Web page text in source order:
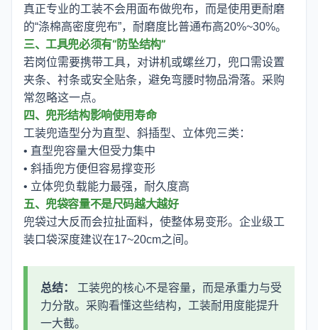
真正专业的工装不会用面布做兜布，而是使用更耐磨
的“涤棉高密度兜布”，耐磨度比普通布高20%~30%。
三、工具兜必须有“防坠结构”
若岗位需要携带工具，对讲机或螺丝刀，兜口需设置
夹条、衬条或安全贴条，避免弯腰时物品滑落。采购
常忽略这一点。
四、兜形结构影响使用寿命
工装兜造型分为直型、斜插型、立体兜三类：
• 直型兜容量大但受力集中
• 斜插兜方便但容易撑变形
• 立体兜负载能力最强，耐久度高
五、兜袋容量不是尺码越大越好
兜袋过大反而会拉扯面料，使整体易变形。企业级工
装口袋深度建议在17~20cm之间。
总结：
工装兜的核心不是容量，而是承重力与受
力分散。采购看懂这些结构，工装耐用度能提升
一大截。